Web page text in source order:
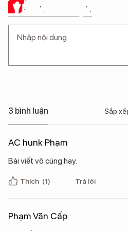
Ý KIẾN CỦA BẠN
3 bình luận Sắp
AC hunk Phạm
Bài viết vô cùng hay.
Thích (1) Trả lời
Phạm Văn Cấp